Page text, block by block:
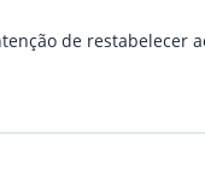
de